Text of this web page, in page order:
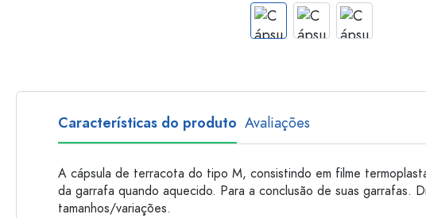
Garrafas de plastico
Características do produto Avaliações
A cápsula de terracota do tipo M, consistindo em filme
da garrafa quando aquecido. Para a conclusão de suas garrafas.
tamanhos/variações.